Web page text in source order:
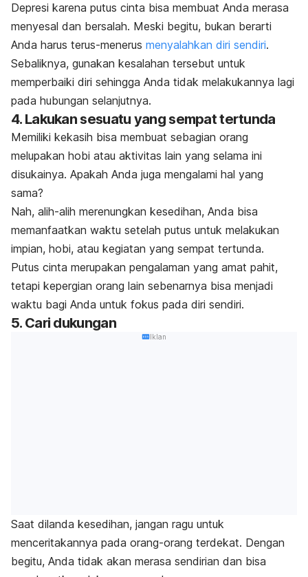
Depresi karena putus cinta bisa membuat Anda merasa
menyesal dan bersalah. Meski begitu, bukan berarti
Anda harus terus-menerus menyalahkan diri sendiri.
Sebaliknya, gunakan kesalahan tersebut untuk
memperbaiki diri sehingga Anda tidak melakukannya lagi
pada hubungan selanjutnya.
4. Lakukan sesuatu yang sempat tertunda
Memiliki kekasih bisa membuat sebagian orang
melupakan hobi atau aktivitas lain yang selama ini
disukainya. Apakah Anda juga mengalami hal yang
sama?
Nah, alih-alih merenungkan kesedihan, Anda bisa
memanfaatkan waktu setelah putus untuk melakukan
impian, hobi, atau kegiatan yang sempat tertunda.
Putus cinta merupakan pengalaman yang amat pahit,
tetapi kepergian orang lain sebenarnya bisa menjadi
waktu bagi Anda untuk fokus pada diri sendiri.
5. Cari dukungan
Iklan
Saat dilanda kesedihan, jangan ragu untuk
menceritakannya pada orang-orang terdekat. Dengan
begitu, Anda tidak akan merasa sendirian dan bisa